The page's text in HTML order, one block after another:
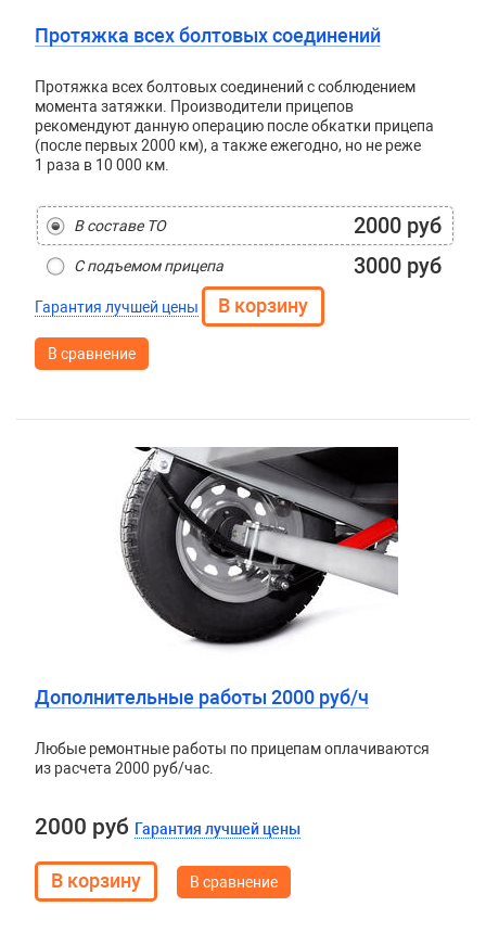
Протяжка всех болтовых соединений
Протяжка всех болтовых соединений с соблюдением
момента затяжки. Производители прицепов
рекомендуют данную операцию после обкатки прицепа
(после первых 2000 км), а также ежегодно, но не реже
1 раза в 10 000 км.
В составе ТО 2000 руб
С подъемом прицепа 3000 руб
Гарантия лучшей цены
В сравнение
Дополнительные работы 2000 руб/ч
Любые ремонтные работы по прицепам оплачиваются
из расчета 2000 руб/час.
2000 руб Гарантия лучшей цены
В сравнение